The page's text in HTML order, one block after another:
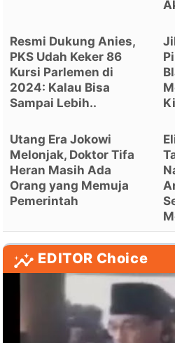
Resmi Dukung Anies,
PKS Udah Keker 86
Kursi Parlemen di
2024: Kalau Bisa
Sampai Lebih..
Utang Era Jokowi
Melonjak, Doktor Tifa
Heran Masih Ada
Orang yang Memuja
Pemerintah
EDITOR Choice